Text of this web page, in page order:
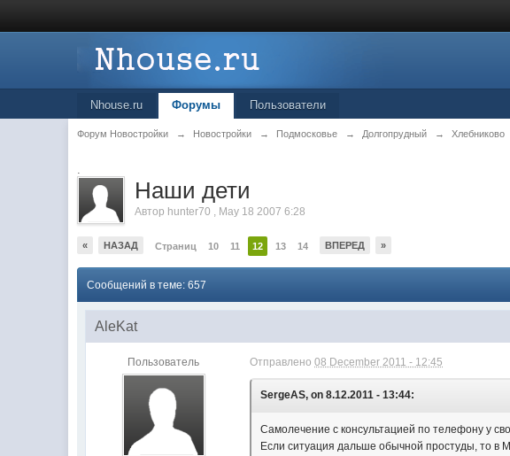
Nhouse.ru Форумы Пользователи
Форум Новостройки → Новостройки → Подмосковье → Долгопрудный → Хлебниково
.
Наши дети
Автор hunter70 , May 18 2007 6:28
« НАЗАД Страниц 10 11 12 13 14 ВПЕРЕД »
Сообщений в теме: 657
AleKat
Пользователь Отправлено08 December 2011 - 12:45
SergeAS, on 8.12.2011 - 13:44:
Самолечение с консультацией по телефону у
Если ситуация дальше обычной простуды, то в